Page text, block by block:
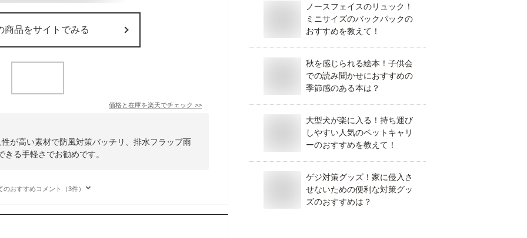
商品をサイトでみる
価格と在庫を楽天でチェック >>
が高い素材で防風対策バッチリ、排水フラップ雨
る手軽さでお勧めです。
のおすすめコメント（3件）
ノースフェイスのリュック！
ミニサイズのバックパックの
おすすめを教えて！
秋を感じられる絵本！子供会
での読み聞かせにおすすめの
季節感のある本は？
大型犬が楽に入る！持ち運び
しやすい人気のペットキャリ
ーのおすすめを教えて！
ゲジ対策グッズ！家に侵入さ
せないための便利な対策グッ
ズのおすすめは？